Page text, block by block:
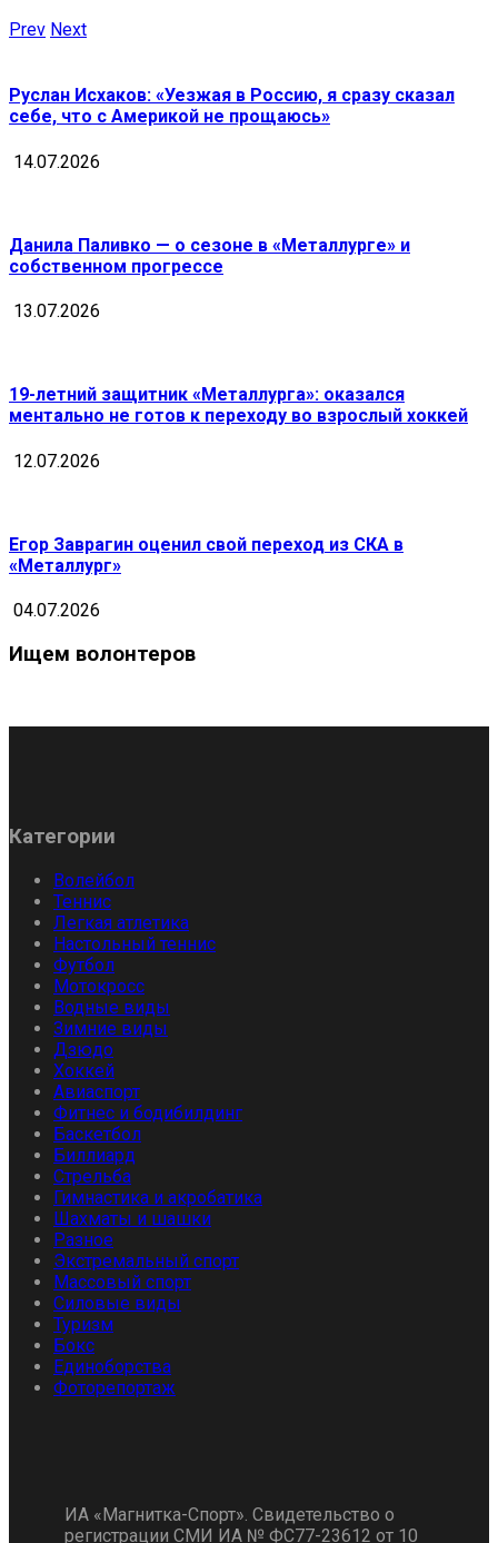
Prev Next
Руслан Исхаков: «Уезжая в Россию, я сразу сказал
себе, что с Америкой не прощаюсь»
14.07.2026
Данила Паливко — о сезоне в «Металлурге» и
собственном прогрессе
13.07.2026
19-летний защитник «Металлурга»: оказался
ментально не готов к переходу во взрослый хоккей
12.07.2026
Егор Заврагин оценил свой переход из СКА в
«Металлург»
04.07.2026
Ищем волонтеров
Категории
Волейбол
Теннис
Легкая атлетика
Настольный теннис
Футбол
Мотокросс
Водные виды
Зимние виды
Дзюдо
Хоккей
Авиаспорт
Фитнес и бодибилдинг
Баскетбол
Биллиард
Стрельба
Гимнастика и акробатика
Шахматы и шашки
Разное
Экстремальный спорт
Массовый спорт
Силовые виды
Туризм
Бокс
Единоборства
Фоторепортаж
ИА «Магнитка-Спорт». Свидетельство о
регистрации СМИ ИА № ФС77-23612 от 10